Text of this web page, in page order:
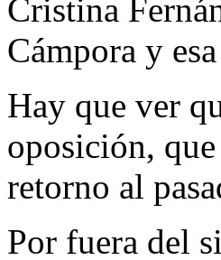
Cristina
Cámpora y
Hay que ver
oposición,
retorno al
Por fuera del